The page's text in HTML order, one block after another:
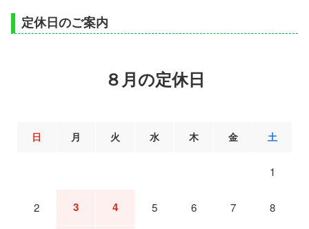
定休日のご案内
８月の定休日
日 月 火 水 木 金 土
1
2 3 4 5 6 7 8